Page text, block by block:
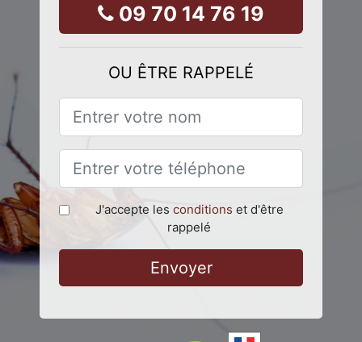
09 70 14 76 19
OU ÊTRE RAPPELÉ
J'accepte les conditions et d'être
rappelé
Envoyer